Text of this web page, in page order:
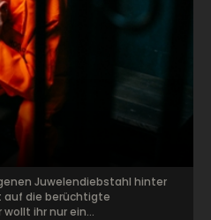
Juwelendiebstahl hinter
die berüchtigte
ihr nur ein...